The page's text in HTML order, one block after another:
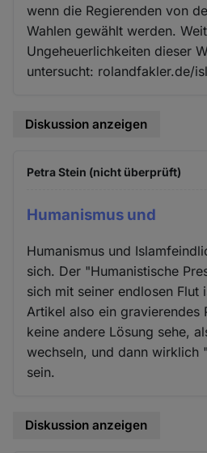
wenn die Regierenden von
Wahlen gewählt werden.
Ungeheuerlichkeiten dieser
untersucht: rolandfakler.de/
Diskussion anzeigen
Petra Stein (nicht überprüft)
Humanismus und
Humanismus und
sich. Der "Humanistische
sich mit seiner endlosen Flut
Artikel also ein gravierendes
keine andere Lösung sehe,
wechseln, und dann wirklich
sein.
Diskussion anzeigen